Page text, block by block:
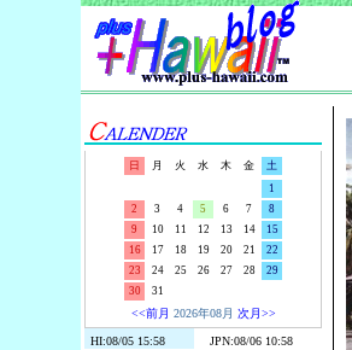
日 月 火 水 木 金
土
1
2
3 4 5 6 7
8
9
10 11 12 13 14
15
16
17 18 19 20 21
22
23
24 25 26 27 28
29
30
31
<<前月 2026年08月 次月>>